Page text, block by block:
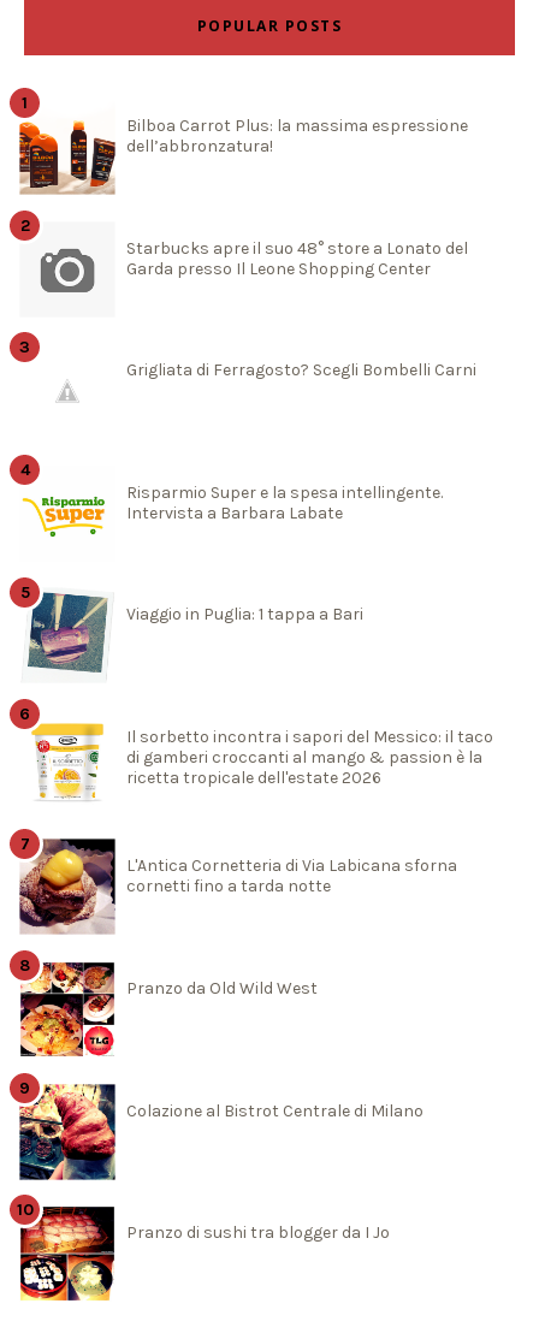
POPULAR POSTS
Bilboa Carrot Plus: la massima espressione
dell’abbronzatura!
Starbucks apre il suo 48° store a Lonato del
Garda presso Il Leone Shopping Center
Grigliata di Ferragosto? Scegli Bombelli Carni
Risparmio Super e la spesa intellingente.
Intervista a Barbara Labate
Viaggio in Puglia: 1 tappa a Bari
Il sorbetto incontra i sapori del Messico: il taco
di gamberi croccanti al mango & passion è la
ricetta tropicale dell'estate 2026
L'Antica Cornetteria di Via Labicana sforna
cornetti fino a tarda notte
Pranzo da Old Wild West
Colazione al Bistrot Centrale di Milano
Pranzo di sushi tra blogger da I Jo